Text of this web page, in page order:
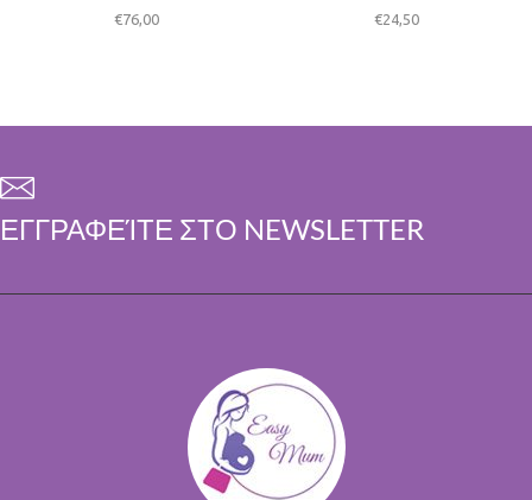
€76,00 €24,50
ΕΓΓΡΑΦΕΊΤΕ ΣΤΟ NEWSLETTER